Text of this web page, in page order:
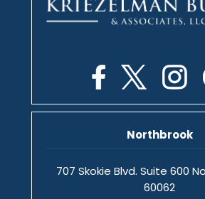
Northbrook
707 Skokie Blvd. Suite 600
60062